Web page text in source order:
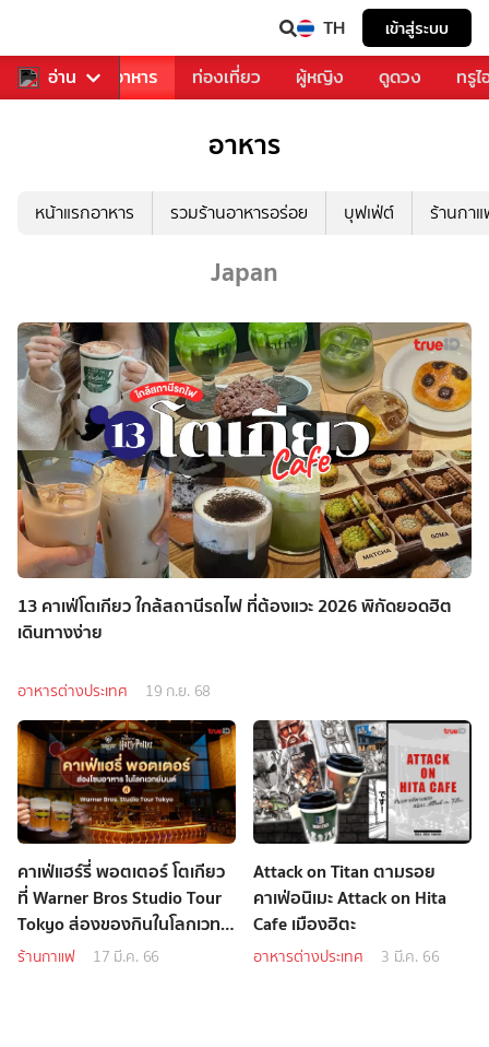
TH เข้าสู่ระบบ
อ่าน
การเพลง อาหาร ท่องเที่ยว ผู้หญิง ดูดวง ทรู
อาหาร
หน้าแรกอาหาร รวมร้านอาหารอร่อย บุฟเฟ่ต์ ร้านกา
Japan
13 คาเฟ่โตเกียว ใกล้สถานีรถไฟ ที่ต้องแวะ 2026 พิกัดยอดฮิต
เดินทางง่าย
อาหารต่างประเทศ 19 ก.ย. 68
คาเฟ่แฮร์รี่ พอตเตอร์ โตเกียว
ที่ Warner Bros Studio Tour
Tokyo ส่องของกินในโลกเวทย์
มนต์
ร้านกาแฟ 17 มี.ค. 66
Attack on Titan ตามรอย
คาเฟ่อนิเมะ Attack on Hita
Cafe เมืองฮิตะ
อาหารต่างประเทศ 3 มี.ค. 66